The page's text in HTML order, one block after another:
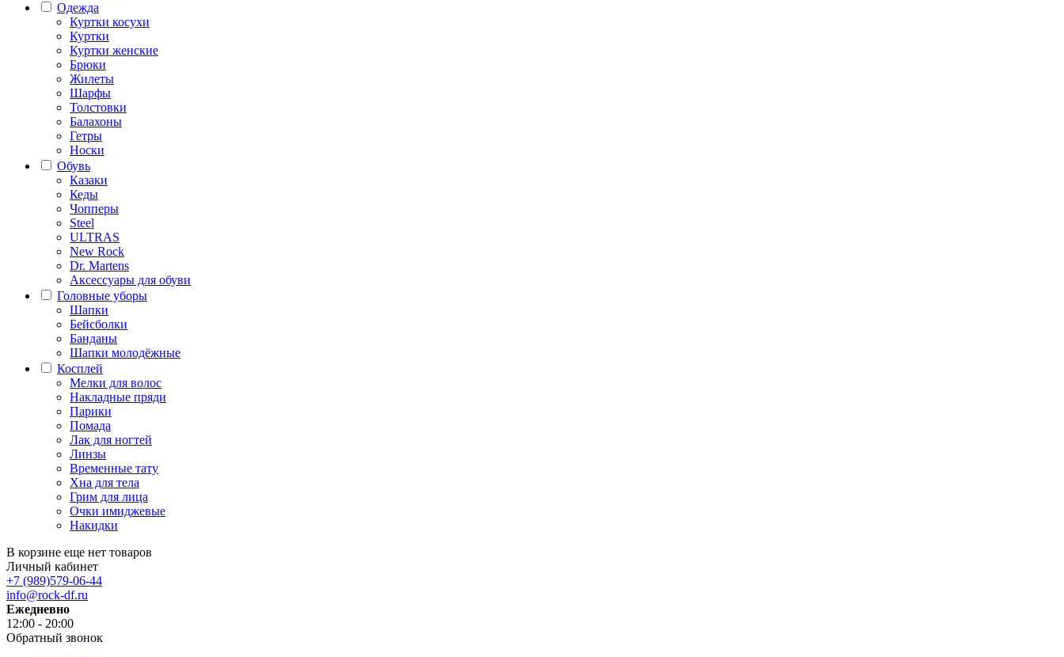
Одежда
Куртки косухи
Куртки
Куртки женские
Брюки
Жилеты
Шарфы
Толстовки
Балахоны
Гетры
Носки
Обувь
Казаки
Кеды
Чопперы
Steel
ULTRAS
New Rock
Dr. Martens
Аксессуары для обуви
Головные уборы
Шапки
Бейсболки
Банданы
Шапки молодёжные
Косплей
Мелки для волос
Накладные пряди
Парики
Помада
Лак для ногтей
Линзы
Временные тату
Хна для тела
Грим для лица
Очки имиджевые
Накидки
В корзине еще нет товаров
Личный кабинет
+7 (989)579-06-44
info@rock-df.ru
Ежедневно
12:00 - 20:00
Обратный звонок